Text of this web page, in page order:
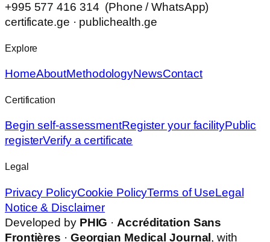
+995 577 416 314 (Phone / WhatsApp)
certificate.ge · publichealth.ge
Explore
HomeAboutMethodologyNewsContact
Certification
Begin self-assessmentRegister your facilityPublic
registerVerify a certificate
Legal
Privacy PolicyCookie PolicyTerms of UseLegal
Notice & Disclaimer
Developed by PHIG · Accréditation Sans
Frontières · Georgian Medical Journal, with